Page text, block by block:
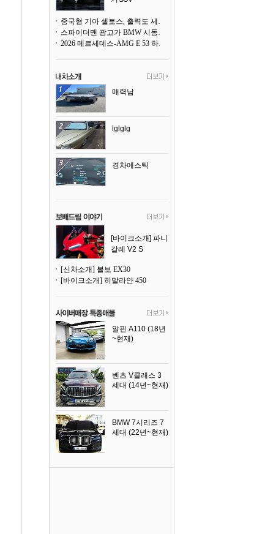
중국형 기아 셀토스, 출력도 세지고 27인치 초대형 디스플레이까지
스파이더맨 광고가 BMW 시동화면을 점령하다, 오너들은 불만
2026 메르세데스-AMG E 53 하이브리드 왜건 시승기
매력남
lglglg
경차에스틱
[바이크소개] 파니
갈레 V2 S
[신차소개] 볼보 EX30
[바이크소개] 히말라얀 450
알핀 A110 (18년
~현재)
벤츠 V클래스 3
세대 (14년~현재)
BMW 7시리즈 7
세대 (22년~현재)